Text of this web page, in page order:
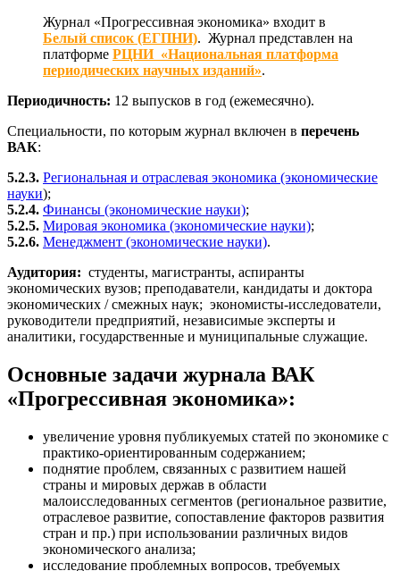
Журнал «Прогрессивная экономика» входит в
Белый список (ЕГПНИ). Журнал представлен на
платформе РЦНИ «Национальная платформа
периодических научных изданий».
Периодичность: 12 выпусков в год (ежемесячно).
Специальности, по которым журнал включен в перечень
ВАК:
5.2.3. Региональная и отраслевая экономика (экономические
науки);
5.2.4. Финансы (экономические науки);
5.2.5. Мировая экономика (экономические науки);
5.2.6. Менеджмент (экономические науки).
Аудитория: студенты, магистранты, аспиранты
экономических вузов; преподаватели, кандидаты и доктора
экономических / смежных наук; экономисты-исследователи,
руководители предприятий, независимые эксперты и
аналитики, государственные и муниципальные служащие.
Основные задачи журнала ВАК
«Прогрессивная экономика»:
увеличение уровня публикуемых статей по экономике с
практико-ориентированным содержанием;
поднятие проблем, связанных с развитием нашей
страны и мировых держав в области
малоисследованных сегментов (региональное развитие,
отраслевое развитие, сопоставление факторов развития
стран и пр.) при использовании различных видов
экономического анализа;
исследование проблемных вопросов, требуемых